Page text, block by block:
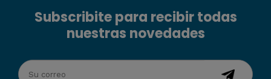
Subscribite para recibir todas
nuestras novedades